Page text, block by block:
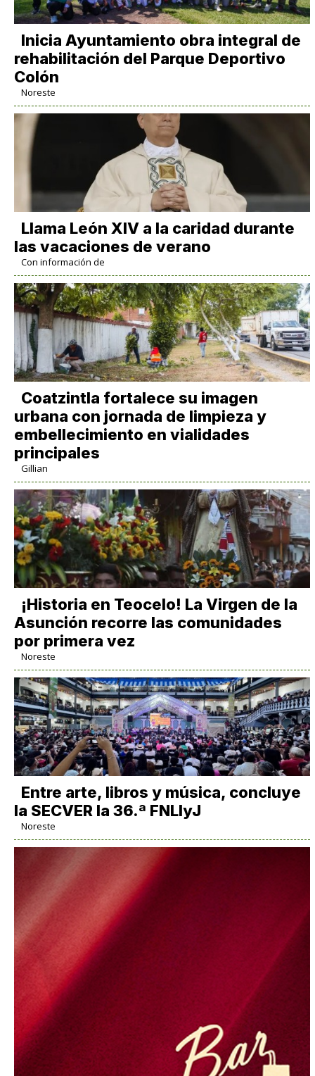
Inicia Ayuntamiento obra integral de
rehabilitación del Parque Deportivo
Colón
Noreste
Llama León XIV a la caridad durante
las vacaciones de verano
Con información de
Coatzintla fortalece su imagen
urbana con jornada de limpieza y
embellecimiento en vialidades
principales
Gillian
​¡Historia en Teocelo! La Virgen de la
Asunción recorre las comunidades
por primera vez
Noreste
Entre arte, libros y música, concluye
la SECVER la 36.ª FNLIyJ
Noreste